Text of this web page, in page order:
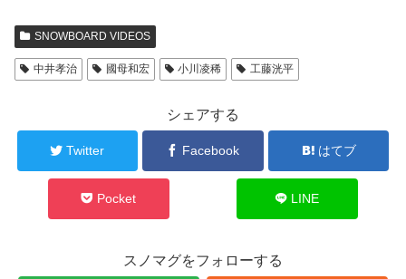
SNOWBOARD VIDEOS
中井孝治 國母和宏 小川凌稀 工藤洸平
シェアする
Twitter Facebook はてブ
Pocket LINE
スノマグをフォローする